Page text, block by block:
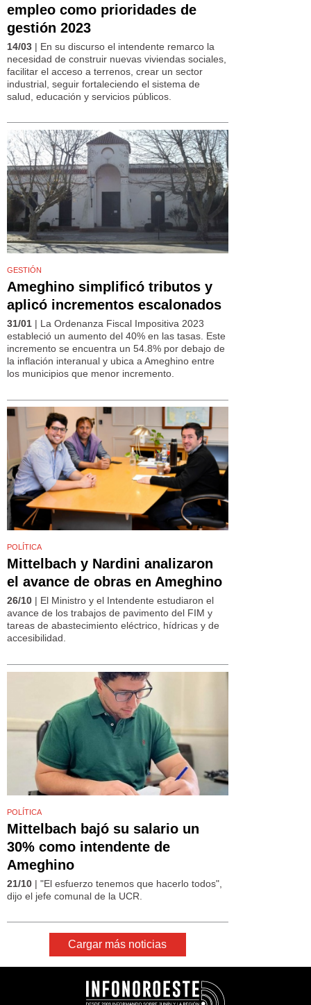
empleo como prioridades de
gestión 2023
14/03 | En su discurso el intendente remarco la
necesidad de construir nuevas viviendas sociales,
facilitar el acceso a terrenos, crear un sector
industrial, seguir fortaleciendo el sistema de
salud, educación y servicios públicos.
GESTIÓN
Ameghino simplificó tributos y
aplicó incrementos escalonados
31/01 | La Ordenanza Fiscal Impositiva 2023
estableció un aumento del 40% en las tasas. Este
incremento se encuentra un 54.8% por debajo de
la inflación interanual y ubica a Ameghino entre
los municipios que menor incremento.
POLÍTICA
Mittelbach y Nardini analizaron
el avance de obras en Ameghino
26/10 | El Ministro y el Intendente estudiaron el
avance de los trabajos de pavimento del FIM y
tareas de abastecimiento eléctrico, hídricas y de
accesibilidad.
POLÍTICA
Mittelbach bajó su salario un
30% como intendente de
Ameghino
21/10 | "El esfuerzo tenemos que hacerlo todos",
dijo el jefe comunal de la UCR.
Cargar más noticias